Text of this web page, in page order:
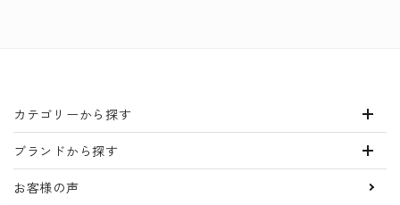
カテゴリーから探す
ブランドから探す
お客様の声